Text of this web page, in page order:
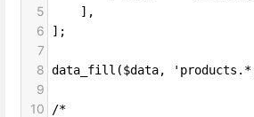
5
    ],
6 ];
7
8 data_fill($data,
9
10
/*